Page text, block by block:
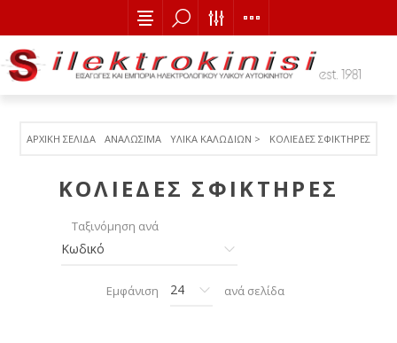
ΑΡΧΙΚΉ ΣΕΛΊΔΑ ΑΝΑΛΩΣΙΜΑ ΥΛΙΚΑ ΚΑΛΩΔΙΩΝ > ΚΟΛΙΕΔΕΣ ΣΦΙΚΤΗΡΕΣ
ΚΟΛΙΕΔΕΣ ΣΦΙΚΤΗΡΕΣ
Ταξινόμηση ανά
Εμφάνιση ανά σελίδα